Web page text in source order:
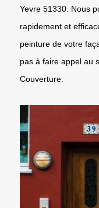
Yevre 51330. Nous
rapidement et
peinture de votre
pas à faire appel au
Couverture.